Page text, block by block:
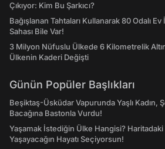
Çıkıyor: Kim Bu Şarkıcı?
Bağışlanan Tahtaları Kullanarak 80 Odalı
Sahası Bile Var!
3 Milyon Nüfuslu Ülkede 6 Kilometrelik
Ülkenin Kaderi Değişti
Günün Popüler Başlıkları
Beşiktaş-Üsküdar Vapurunda Yaşlı Kadın,
Bacağına Bastonla Vurdu!
Yaşamak İstediğin Ülke Hangisi? Haritadaki
Yaşayacağın Hayatı Seçiyorsun!